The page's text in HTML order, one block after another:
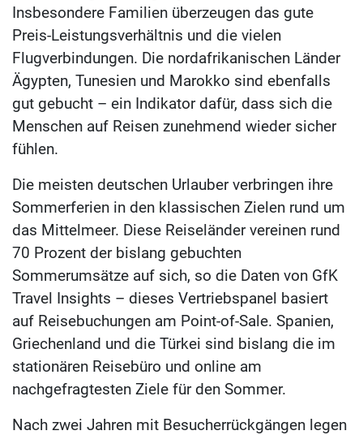
Insbesondere Familien überzeugen das gute
Preis-Leistungsverhältnis und die vielen
Flugverbindungen. Die nordafrikanischen Länder
Ägypten, Tunesien und Marokko sind ebenfalls
gut gebucht – ein Indikator dafür, dass sich die
Menschen auf Reisen zunehmend wieder sicher
fühlen.
Die meisten deutschen Urlauber verbringen ihre
Sommerferien in den klassischen Zielen rund um
das Mittelmeer. Diese Reiseländer vereinen rund
70 Prozent der bislang gebuchten
Sommerumsätze auf sich, so die Daten von GfK
Travel Insights – dieses Vertriebspanel basiert
auf Reisebuchungen am Point-of-Sale. Spanien,
Griechenland und die Türkei sind bislang die im
stationären Reisebüro und online am
nachgefragtesten Ziele für den Sommer.
Nach zwei Jahren mit Besucherrückgängen legen